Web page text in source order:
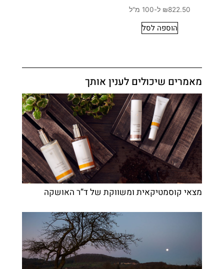
₪822.50 ל-100 מ"ל
הוספה לסל
מאמרים שיכולים לענין אותך
מצאי קוסמטיקאית ומשווקת של ד”ר האושקה